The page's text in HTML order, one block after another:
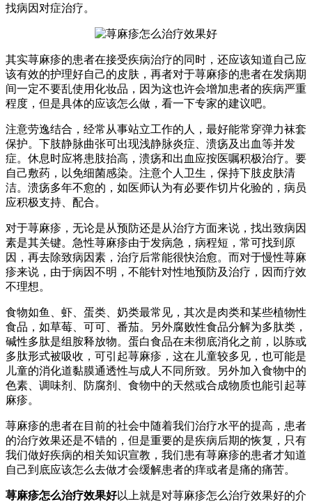
找病因对症治疗。
其实荨麻疹的患者在接受疾病治疗的同时，还应该知道自己应
该有效的护理好自己的皮肤，再者对于荨麻疹的患者在发病期
间一定不要乱使用化妆品，因为这也许会增加患者的疾病严重
程度，但是具体的应该怎么做，看一下专家的建议吧。
注意劳逸结合，经常从事站立工作的人，最好能常穿弹力袜套
保护。下肢静脉曲张可出现浅静脉炎症、溃疡及出血等并发
症。休息时应将患肢抬高，溃疡和出血应按医嘱积极治疗。要
自己敷药，以免细菌感染。注意个人卫生，保持下肢皮肤清
洁。溃疡多年不愈的，如医师认为有必要作切片化验的，病员
应积极支持、配合。
对于荨麻疹，无论是从预防还是从治疗方面来说，找出致病因
素是其关键。急性荨麻疹由于发病急，病程短，常可找到原
因，再去除致病因素，治疗后常能很快治愈。而对于慢性荨麻
疹来说，由于病因不明，不能针对性地预防及治疗，因而疗效
不理想。
食物如鱼、虾、蛋类、奶类最常见，其次是肉类和某些植物性
食品，如草莓、可可、番茄。另外腐败性食品分解为多肽类，
碱性多肽是组胺释放物。蛋白食品在未彻底消化之前，以胨或
多肽形式被吸收，可引起荨麻疹，这在儿童较多见，也可能是
儿童的消化道黏膜通透性与成人不同所致。另外加入食物中的
色素、调味剂、防腐剂、食物中的天然或合成物质也能引起荨
麻疹。
荨麻疹的患者在目前的社会中随着我们治疗水平的提高，患者
的治疗效果还是不错的，但是重要的是疾病后期的恢复，只有
我们做好疾病的相关知识宣教，我们患有荨麻疹的患者才知道
自己到底应该怎么去做才会缓解患者的痒或者是痛的痛苦。
荨麻疹怎么治疗效果好以上就是对荨麻疹怎么治疗效果好的介